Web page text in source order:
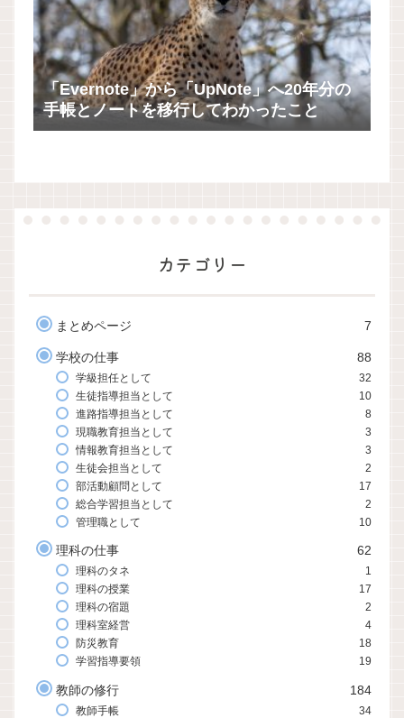
「Evernote」から「UpNote」へ20年分の
手帳とノートを移行してわかったこと
カテゴリー
まとめページ 7
学校の仕事 88
学級担任として
32
生徒指導担当として
10
進路指導担当として
8
現職教育担当として
3
情報教育担当として
3
生徒会担当として
2
部活動顧問として
17
総合学習担当として
2
管理職として
10
理科の仕事 62
理科のタネ
1
理科の授業
17
理科の宿題
2
理科室経営
4
防災教育
18
学習指導要領
19
教師の修行 184
教師手帳
34